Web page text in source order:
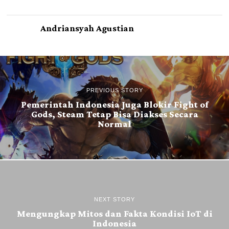
Andriansyah Agustian
PREVIOUS STORY
Pemerintah Indonesia Juga Blokir Fight of
Gods, Steam Tetap Bisa Diakses Secara
Normal
NEXT STORY
Mengungkap Mitos dan Fakta Kondisi IoT di
Indonesia